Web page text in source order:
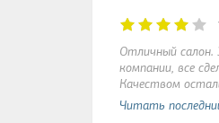
Отличный салон.
компании, все
Качеством
Читать